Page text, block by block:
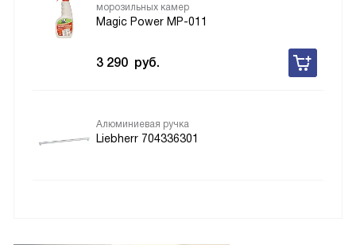
морозильных камер
Magic Power MP-011
3 290 руб.
Алюминиевая ручка
Liebherr 704336301